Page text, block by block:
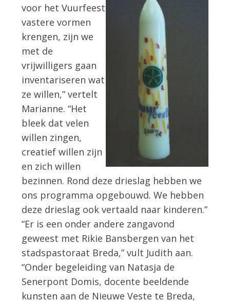
voor het Vuurfeest
vastere vormen
krengen, zijn we
met de
vrijwilligers gaan
inventariseren wat
ze willen,” vertelt
Marianne. “Het
bleek dat velen
willen zingen,
creatief willen zijn
en zich willen
bezinnen. Rond deze drieslag hebben we
ons programma opgebouwd. We hebben
deze drieslag ook vertaald naar kinderen.”
“Er is een onder andere zangavond
geweest met Rikie Bansbergen van het
stadspastoraat Breda,” vult Judith aan.
“Onder begeleiding van Natasja de
Senerpont Domis, docente beeldende
kunsten aan de Nieuwe Veste te Breda,